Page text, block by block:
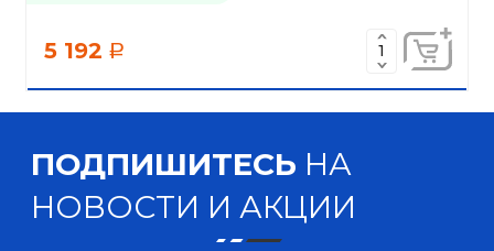
5 192 a
ПОДПИШИТЕСЬ НА
НОВОСТИ И АКЦИИ